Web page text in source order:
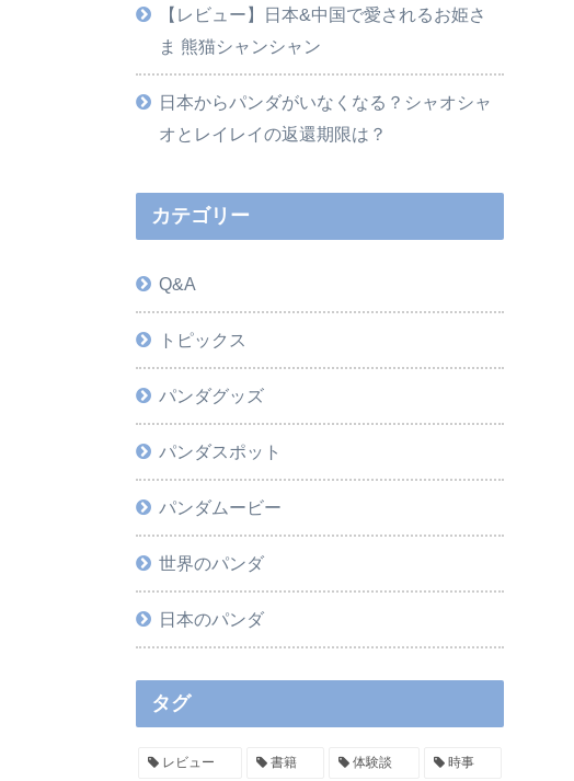
【レビュー】日本&中国で愛されるお姫さ
ま 熊猫シャンシャン
日本からパンダがいなくなる？シャオシャ
オとレイレイの返還期限は？
カテゴリー
Q&A
トピックス
パンダグッズ
パンダスポット
パンダムービー
世界のパンダ
日本のパンダ
タグ
レビュー 書籍 体験談 時事